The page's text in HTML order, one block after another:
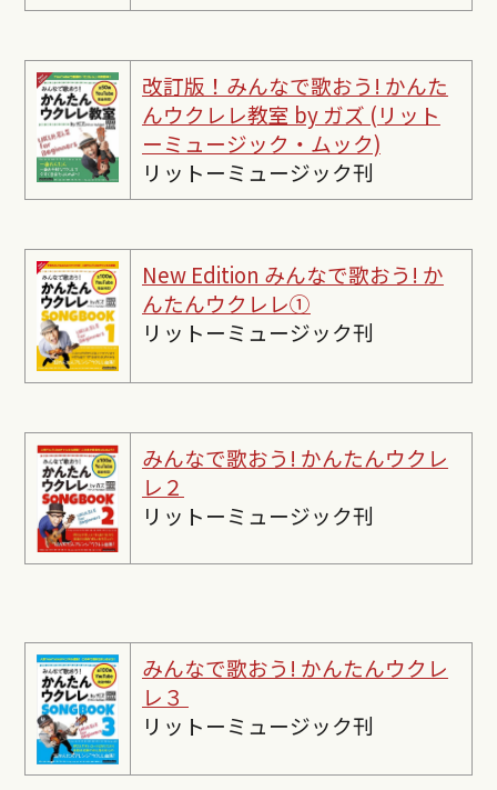
改訂版！みんなで歌おう! かんた
んウクレレ教室 by ガズ (リット
ーミュージック・ムック)
リットーミュージック刊
New Edition みんなで歌おう! か
んたんウクレレ①
リットーミュージック刊
みんなで歌おう! かんたんウクレ
レ２
リットーミュージック刊
みんなで歌おう! かんたんウクレ
レ３
リットーミュージック刊